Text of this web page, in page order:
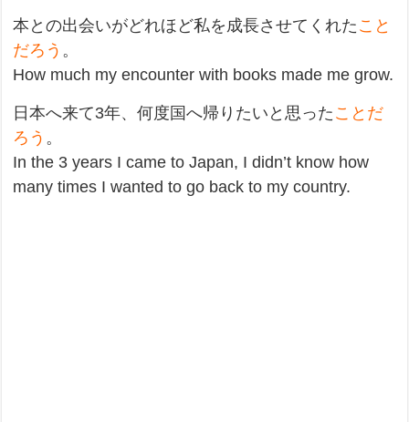
本との出会いがどれほど私を成長させてくれた こと
だろう 。
How much my encounter with books made me grow.
日本へ来て3年、何度国へ帰りたいと思った ことだ
ろう 。
In the 3 years I came to Japan, I didn’t know how
many times I wanted to go back to my country.